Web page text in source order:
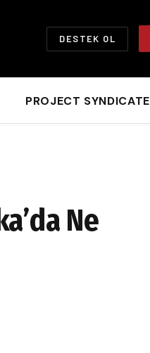
DESTEK OL
PROJECT SYNDICATE
Ne